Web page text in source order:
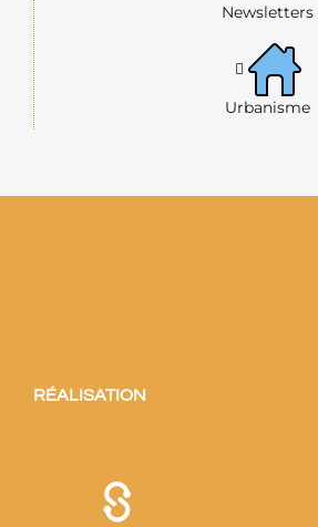
Newsletters
Urbanisme
RÉALISATION